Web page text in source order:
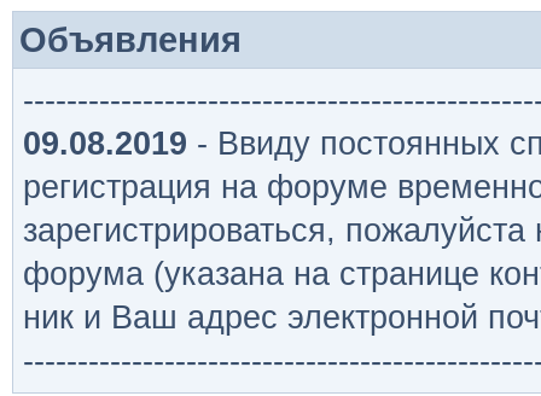
Объявления
09.08.2019 - Ввиду постоянных
регистрация на форуме
зарегистрироваться,
форума (указана на странице
ник и Ваш адрес электронной